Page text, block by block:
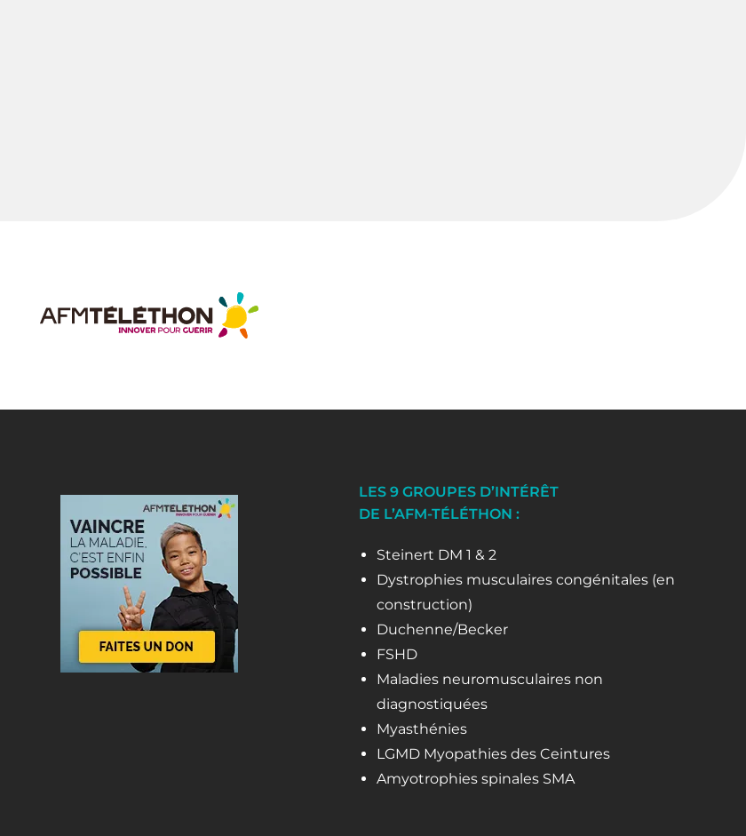
LES 9 GROUPES D’INTÉRÊT
DE L’AFM-TÉLÉTHON :
Steinert DM 1 & 2
Dystrophies musculaires congénitales (en
construction)
Duchenne/Becker
FSHD
Maladies neuromusculaires non
diagnostiquées
Myasthénies
LGMD Myopathies des Ceintures
Amyotrophies spinales SMA